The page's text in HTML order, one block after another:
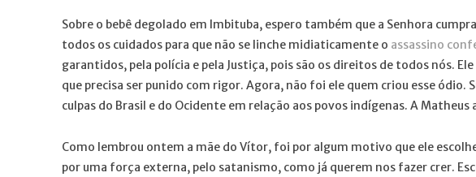
Sobre o bebê degolado em Imbituba, espero também que a Senhora
todos os cuidados para que não se linche midiaticamente o assassino
garantidos, pela polícia e pela Justiça, pois são os direitos de todos nós.
que precisa ser punido com rigor. Agora, não foi ele quem criou esse ódio.
culpas do Brasil e do Ocidente em relação aos povos indígenas. A Matheus
Como lembrou ontem a mãe do Vítor, foi por algum motivo que ele
por uma força externa, pelo satanismo, como já querem nos fazer crer.